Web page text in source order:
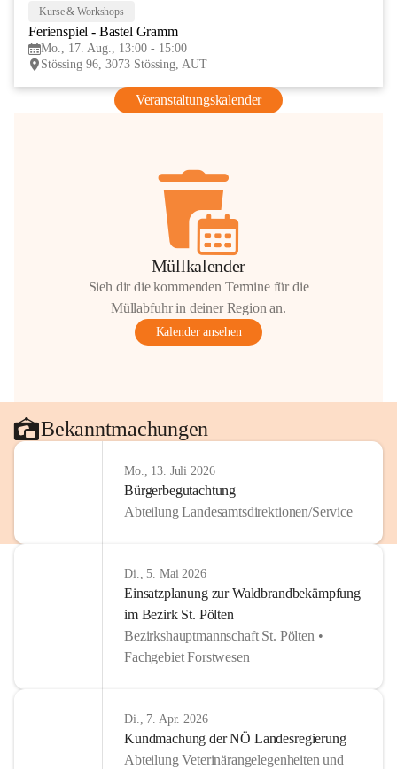
Kurse & Workshops
Ferienspiel - Bastel Gramm
Mo., 17. Aug., 13:00 - 15:00
Stössing 96, 3073 Stössing, AUT
Veranstaltungskalender
Müllkalender
Sieh dir die kommenden Termine für die
Müllabfuhr in deiner Region an.
Kalender ansehen
Bekanntmachungen
Mo., 13. Juli 2026
Bürgerbegutachtung
Abteilung Landesamtsdirektionen/Service
Di., 5. Mai 2026
Einsatzplanung zur Waldbrandbekämpfung
im Bezirk St. Pölten
Bezirkshauptmannschaft St. Pölten •
Fachgebiet Forstwesen
Di., 7. Apr. 2026
Kundmachung der NÖ Landesregierung
Abteilung Veterinärangelegenheiten und